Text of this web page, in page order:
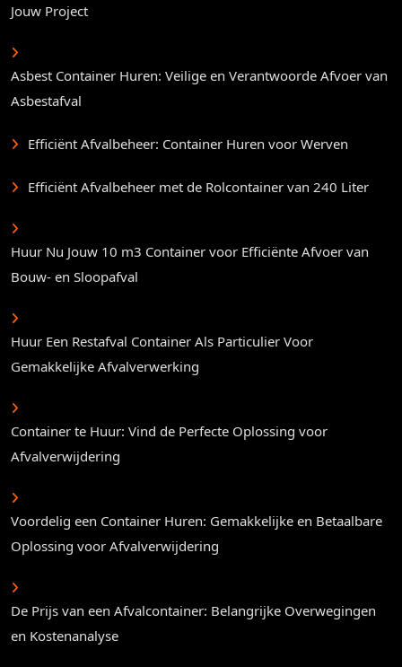
Jouw Project
Asbest Container Huren: Veilige en Verantwoorde Afvoer van
Asbestafval
Efficiënt Afvalbeheer: Container Huren voor Werven
Efficiënt Afvalbeheer met de Rolcontainer van 240 Liter
Huur Nu Jouw 10 m3 Container voor Efficiënte Afvoer van
Bouw- en Sloopafval
Huur Een Restafval Container Als Particulier Voor
Gemakkelijke Afvalverwerking
Container te Huur: Vind de Perfecte Oplossing voor
Afvalverwijdering
Voordelig een Container Huren: Gemakkelijke en Betaalbare
Oplossing voor Afvalverwijdering
De Prijs van een Afvalcontainer: Belangrijke Overwegingen
en Kostenanalyse